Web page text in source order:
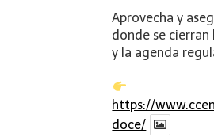
Aprovecha y
donde se cierran
y la agenda
https://
doce/